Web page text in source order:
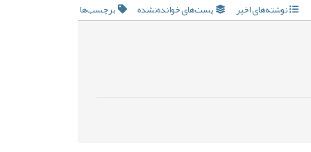
نوشته‌های اخیر پست‌های خوانده‌نشده برچسب‌ها